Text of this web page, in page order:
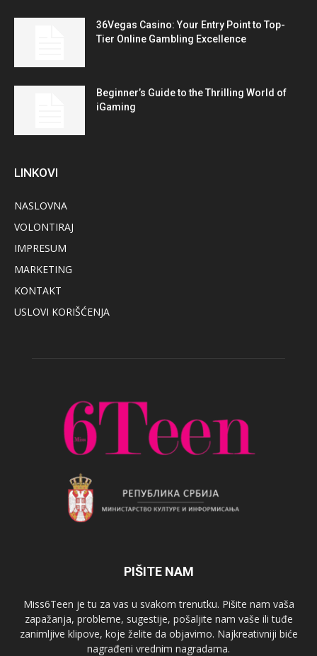
36Vegas Casino: Your Entry Point to Top-
Tier Online Gambling Excellence
Beginner’s Guide to the Thrilling World of
iGaming
LINKOVI
NASLOVNA
VOLONTIRAJ
IMPRESUM
MARKETING
KONTAKT
USLOVI KORIŠĆENJA
PIŠITE NAM
Miss6Teen je tu za vas u svakom trenutku. Pišite nam vaša
zapažanja, probleme, sugestije, pošaljite nam vaše ili tuđe
zanimljive klipove, koje želite da objavimo. Najkreativniji biće
nagrađeni vrednim nagradama.